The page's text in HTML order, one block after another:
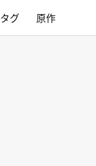
タグ 原作